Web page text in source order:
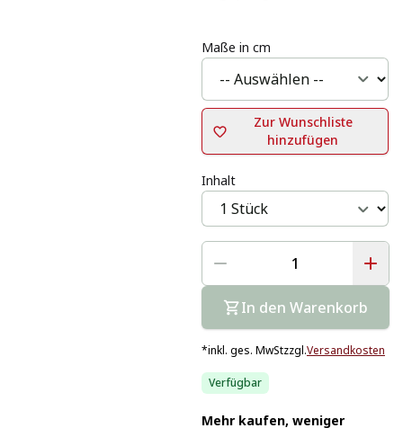
Maße in cm
Zur Wunschliste
hinzufügen
Inhalt
In den Warenkorb
*inkl. ges. MwStzzgl.Versandkosten
Verfügbar
Mehr kaufen, weniger